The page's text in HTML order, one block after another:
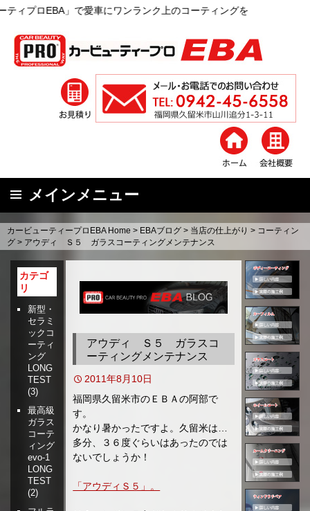
愛車にワンランク上のコーティングを
メインメニュー
コ
ン
カービューティープロEBA Home > EBAブログ > 当店の仕上がり > コーティン
グ > アウディ Ｓ５ ガラスコーティングメンテナンス
アウディ Ｓ５ ガラスコ
ーティングメンテナンス
2011年8月10日
福岡県久留米市のＥＢＡの阿部で
す。
かなり暑かったですよ。久留米は…
多分、３６度ぐらいはあったのでは
ないでしょうか！
「アウディＳ５」。
カテゴ
リ
新型・
セラミ
ックコ
ーティ
ング
LONG
TEST
(3)
最高級
ガラス
コーテ
ィング
evo-1
LONG
TEST
(2)